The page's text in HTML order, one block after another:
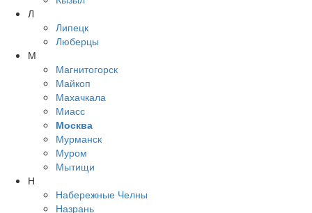
Л
Липецк
Люберцы
М
Магнитогорск
Майкоп
Махачкала
Миасс
Москва
Мурманск
Муром
Мытищи
Н
Набережные Челны
Назрань